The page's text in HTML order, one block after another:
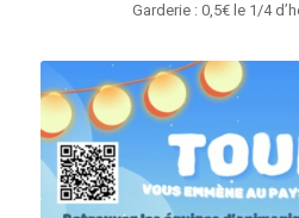
Garderie : 0,5€ le 1/4